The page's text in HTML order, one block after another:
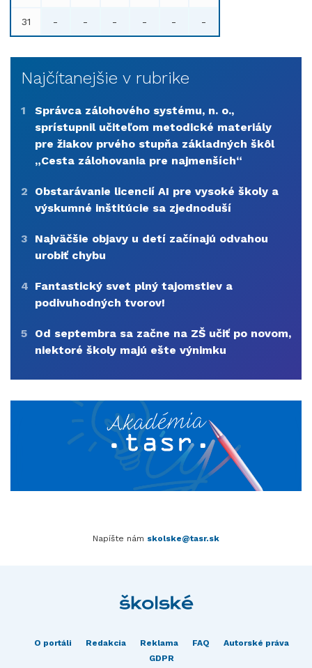
31 - - - - - -
Najčítanejšie v rubrike
1
Správca zálohového systému, n. o.,
sprístupnil učiteľom metodické materiály
pre žiakov prvého stupňa základných škôl
„Cesta zálohovania pre najmenších“
2
Obstarávanie licencií AI pre vysoké školy a
výskumné inštitúcie sa zjednoduší
3
Najväčšie objavy u detí začínajú odvahou
urobiť chybu
4 Fantastický svet plný tajomstiev a
podivuhodných tvorov!
5
Od septembra sa začne na ZŠ učiť po novom,
niektoré školy majú ešte výnimku
Napíšte nám skolske@tasr.sk
O portáli Redakcia Reklama FAQ
Autorské práva
GDPR